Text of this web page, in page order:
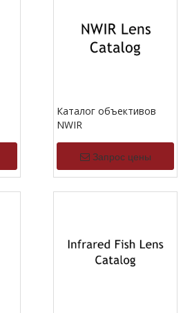
Каталог объективов
NWIR
Запрос цены